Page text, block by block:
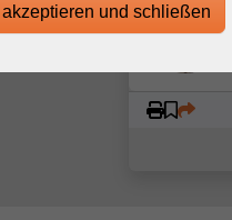
zur
und schließen